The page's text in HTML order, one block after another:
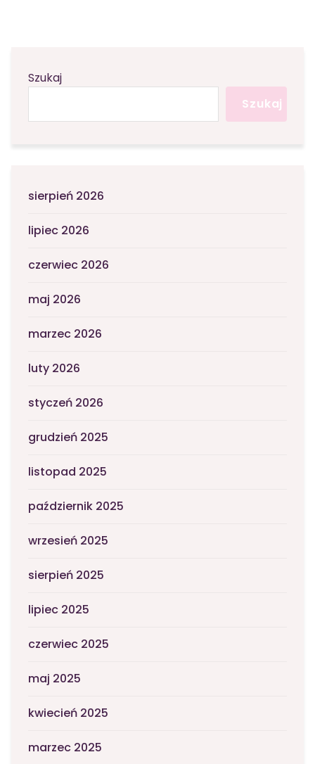
Szukaj
Szukaj
sierpień 2026
lipiec 2026
czerwiec 2026
maj 2026
marzec 2026
luty 2026
styczeń 2026
grudzień 2025
listopad 2025
październik 2025
wrzesień 2025
sierpień 2025
lipiec 2025
czerwiec 2025
maj 2025
kwiecień 2025
marzec 2025